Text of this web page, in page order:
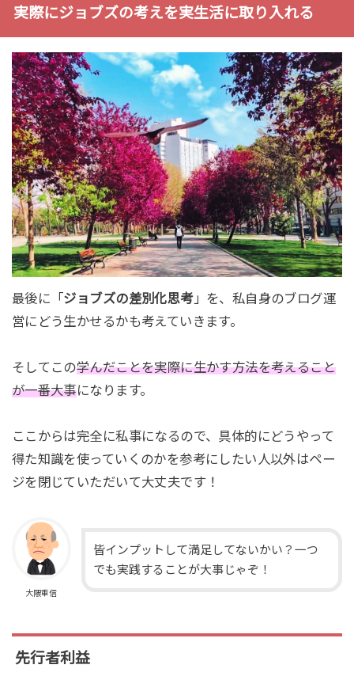
実際にジョブズの考えを実生活に取り入れる
最後に「ジョブズの差別化思考」を、私自身のブログ運
営にどう生かせるかも考えていきます。
そしてこの学んだことを実際に生かす方法を考えること
が一番大事になります。
ここからは完全に私事になるので、具体的にどうやって
得た知識を使っていくのかを参考にしたい人以外はペー
ジを閉じていただいて大丈夫です！
大隈重信
皆インプットして満足してないかい？一つ
でも実践することが大事じゃぞ！
先行者利益